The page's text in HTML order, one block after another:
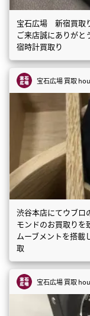
宝石広場 新宿買取
ご来店誠にありが
宿時計買取り
宝石広場 買取
渋谷本店にてウブロ
モンドのお買取りを
ムーブメントを搭載
取
宝石広場 買取